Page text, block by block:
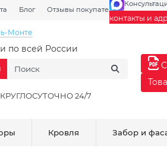
Блог Отзывы покупателей Галерея
контакты и
Монте
по всей России
КРУГЛОСУТОЧНО 24/7
Кровля Забор и